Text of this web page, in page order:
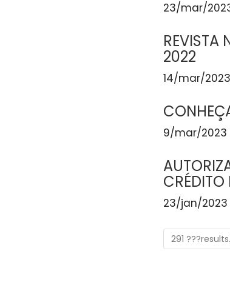
23/mar/2023
REVISTA
2022
14/mar/2023
9/mar/2023
CRÉDITO
23/jan/2023
291